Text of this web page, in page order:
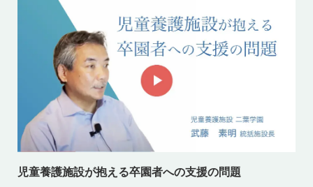
児童養護施設が抱える卒園者への支援の問題